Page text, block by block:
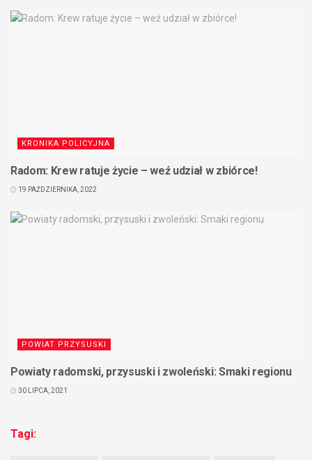
KRONIKA POLICYJNA
Radom: Krew ratuje życie – weź udział w zbiórce!
19 PAŹDZIERNIKA, 2022
POWIAT PRZYSUSKI
Powiaty radomski, przysuski i zwoleński: Smaki regionu
30 LIPCA, 2021
Tagi: